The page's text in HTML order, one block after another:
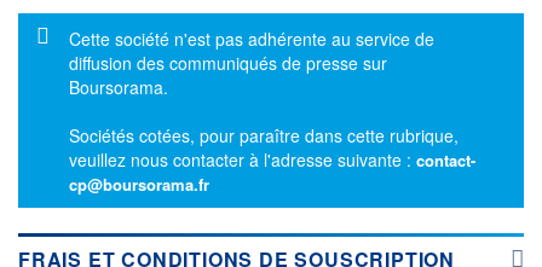
Message d'information
Cette société n'est pas adhérente au service de
diffusion des communiqués de presse sur
Boursorama.
Sociétés cotées, pour paraître dans cette rubrique,
veuillez nous contacter à l'adresse suivante : contact-
cp@boursorama.fr
FRAIS ET CONDITIONS DE SOUSCRIPTION